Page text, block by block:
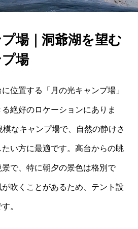
場｜洞爺湖を望む
場
位置する「月の光キャンプ場」
絶好のロケーションにありま
なキャンプ場で、自然の静けさ
い方に最適です。 高台からの眺
で、特に朝夕の景色は格別で
吹くことがあるため、テント設
。